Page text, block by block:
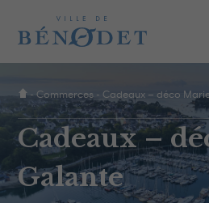
-Commerces - Cadeaux – déco
Cadeaux –
Galante